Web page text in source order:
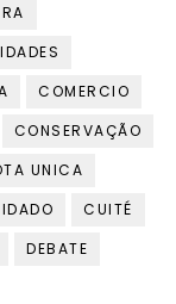
COMERCIO
CONSERVAÇÃO
UNICA
CUITÉ
DEBATE